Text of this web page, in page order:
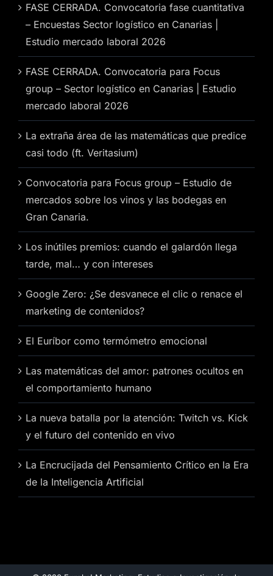
FASE CERRADA. Convocatoria fase cuantitativa
– Encuestas Sector logístico en Canarias |
Estudio mercado laboral 2026
FASE CERRADA. Convocatoria para Focus
group – Sector logístico en Canarias | Estudio
mercado laboral 2026
La extraña área de las matemáticas que predice
casi todo (ft. Veritasium)
Convocatoria para Focus group – Estudio de
mercados sobre los vinos y las bodegas en
Gran Canaria.
Los inútiles premios: cuando el galardón llega
tarde, mal… y con intereses
Google Zero: ¿Se desvanece el clic o renace el
marketing de contenidos?
El Euríbor como termómetro emocional
Las matemáticas del amor: patrones ocultos en
el comportamiento humano
La nueva batalla por la atención: Twitch vs. Kick
y el futuro del contenido en vivo
La Encrucijada del Pensamiento Crítico en la Era
de la Inteligencia Artificial